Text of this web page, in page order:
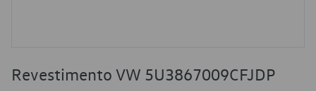
Revestimento VW 5U3867009CFJDP